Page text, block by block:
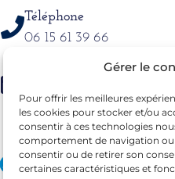
Gérer le
Pour offrir les meilleures
les cookies pour stocker et/ou
consentir à ces technologies
comportement de navigation ou
consentir ou de retirer son
certaines caractéristiques et
Téléphone
06 15 61 39 66